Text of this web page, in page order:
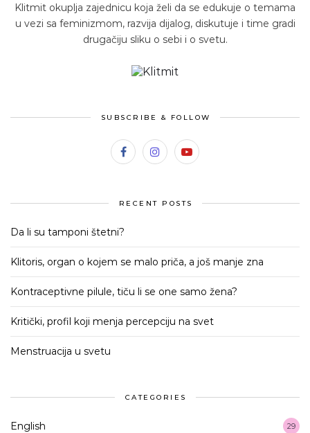
Klitmit okuplja zajednicu koja želi da se edukuje o temama
u vezi sa feminizmom, razvija dijalog, diskutuje i time gradi
drugačiju sliku o sebi i o svetu.
SUBSCRIBE & FOLLOW
RECENT POSTS
Da li su tamponi štetni?
Klitoris, organ o kojem se malo priča, a još manje zna
Kontraceptivne pilule, tiču li se one samo žena?
Kritički, profil koji menja percepciju na svet
Menstruacija u svetu
CATEGORIES
English 29